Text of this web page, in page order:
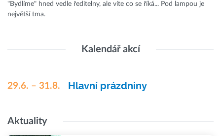
"Bydlíme" hned vedle ředitelny, ale víte co se říká... Pod lampou je
největší tma.
Kalendář akcí
29.6. – 31.8. Hlavní prázdniny
Aktuality